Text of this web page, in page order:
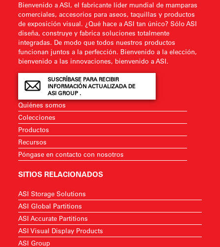
Bienvenido a ASI, el fabricante líder mundial de mamparas
comerciales, accesorios para aseos, taquillas y productos
de exposición visual. ¿Qué hace a ASI tan único? Sólo ASI
diseña, construye y fabrica soluciones totalmente
integradas. De modo que todos nuestros productos
funcionan juntos a la perfección. Bienvenido a la elección,
bienvenido a las innovaciones, bienvenido a ASI.
SUSCRÍBASE PARA RECIBIR
INFORMACIÓN ACTUALIZADA DE
ASI GROUP .
Quiénes somos
Colecciones
Productos
Recursos
Póngase en contacto con nosotros
SITIOS RELACIONADOS
ASI Storage Solutions
ASI Global Partitions
ASI Accurate Partitions
ASI Visual Display Products
ASI Group